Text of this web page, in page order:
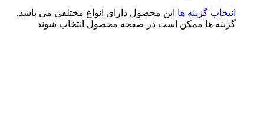
گزینه ها این محصول دارای انواع مختلفی می باشد.
ها ممکن است در صفحه محصول انتخاب شوند